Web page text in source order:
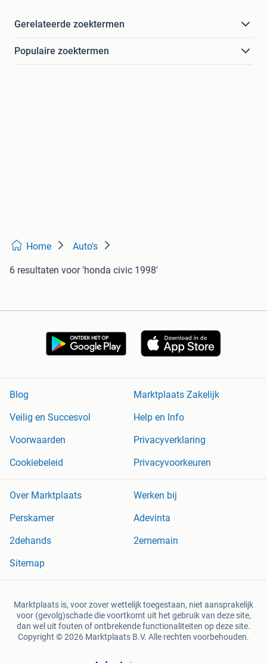
Gerelateerde zoektermen
Populaire zoektermen
Home Auto's
6 resultaten voor 'honda civic 1998'
Blog
Marktplaats Zakelijk
Veilig en Succesvol
Help en Info
Voorwaarden
Privacyverklaring
Cookiebeleid
Privacyvoorkeuren
Over Marktplaats
Werken bij
Perskamer
Adevinta
2dehands
2ememain
Sitemap
Marktplaats is, voor zover wettelijk toegestaan, niet aansprakelijk
voor (gevolg)schade die voortkomt uit het gebruik van deze site,
dan wel uit fouten of ontbrekende functionaliteiten op deze site.
Copyright © 2026 Marktplaats B.V. Alle rechten voorbehouden.